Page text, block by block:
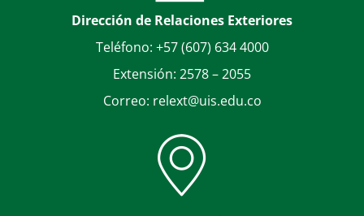
Dirección de Relaciones Exteriores
Teléfono: +57 (607) 634 4000
Extensión: 2578 – 2055
Correo: relext@uis.edu.co